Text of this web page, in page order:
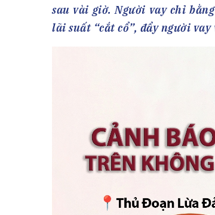
sau vài giờ. Người vay chỉ
lãi suất “cắt cổ”, đẩy người